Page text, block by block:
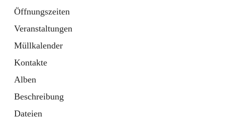
Öffnungszeiten
Veranstaltungen
Müllkalender
Kontakte
Alben
Beschreibung
Dateien